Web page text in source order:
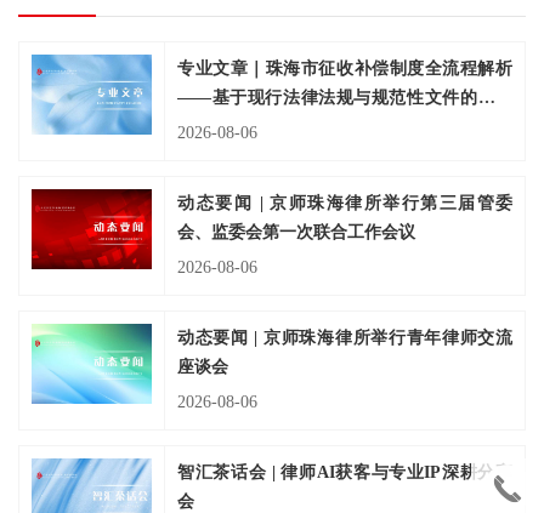
专业文章｜珠海市征收补偿制度全流程解析
——基于现行法律法规与规范性文件的系统
梳理
2026-08-06
动态要闻 | 京师珠海律所举行第三届管委
会、监委会第一次联合工作会议
2026-08-06
动态要闻 | 京师珠海律所举行青年律师交流
座谈会
2026-08-06
智汇茶话会 | 律师AI获客与专业IP深耕分享
会